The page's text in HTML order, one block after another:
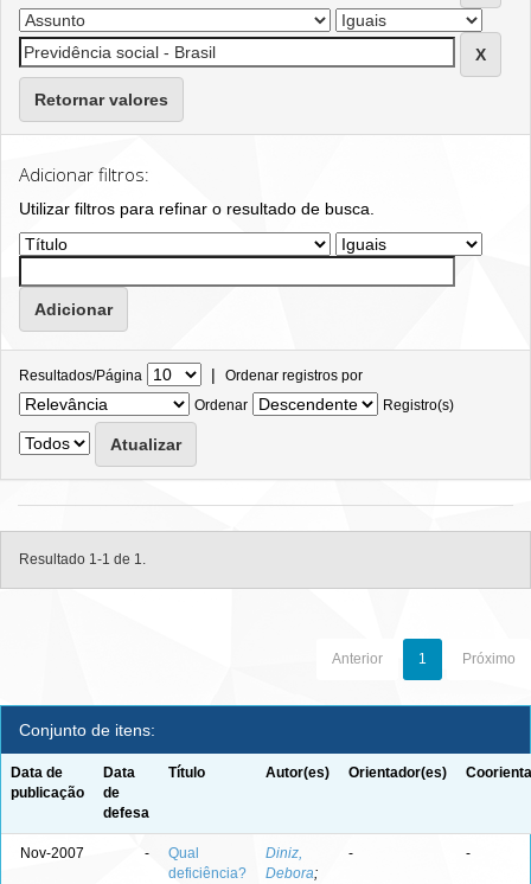
Retornar valores
Adicionar filtros:
Utilizar filtros para refinar o resultado de busca.
Resultados/Página | Ordenar registros por
Ordenar
Registro(s)
Resultado 1-1 de 1.
Anterior 1 Próximo
Conjunto de itens:
Data de
publicação
Data
de
defesa
Título Autor(es) Orientador(es)
Nov-2007 -
Qual
deficiência?
Diniz,
Debora;
- -